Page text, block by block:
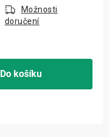
Možnosti
doručení
Do košíku